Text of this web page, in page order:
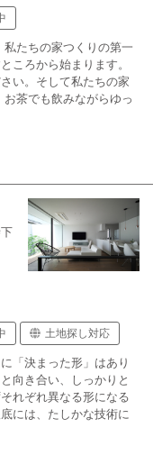
たちの家つくりの第一
ころから始まります。
い。そして私たちの家
茶でも飲みながらゆっ
土地探し対応
「決まった形」はあり
向き合い、しっかりと
れぞれ異なる形になる
には、たしかな技術に